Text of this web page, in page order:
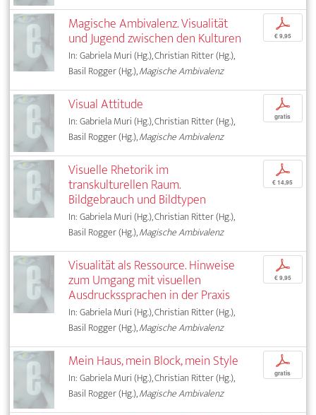
Magische Ambivalenz. Visualität
und Jugend zwischen den Kulturen
In: Gabriela Muri (Hg.), Christian Ritter (Hg.),
Basil Rogger (Hg.),Magische Ambivalenz
p
€ 9,95
Visual Attitude
In: Gabriela Muri (Hg.), Christian Ritter (Hg.),
Basil Rogger (Hg.),Magische Ambivalenz
p
gratis
Visuelle Rhetorik im
transkulturellen Raum.
Bildgebrauch und Bildtypen
In: Gabriela Muri (Hg.), Christian Ritter (Hg.),
Basil Rogger (Hg.),Magische Ambivalenz
p
€ 14,95
Visualität als Ressource. Hinweise
zum Umgang mit visuellen
Ausdruckssprachen in der Praxis
In: Gabriela Muri (Hg.), Christian Ritter (Hg.),
Basil Rogger (Hg.),Magische Ambivalenz
p
€ 9,95
Mein Haus, mein Block, mein Style
In: Gabriela Muri (Hg.), Christian Ritter (Hg.),
Basil Rogger (Hg.),Magische Ambivalenz
p
gratis